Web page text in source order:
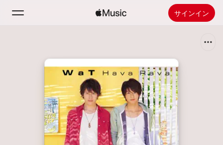
サインイン
ホーム
新着おすすめ
ラジオ
Apple Musicをインストール